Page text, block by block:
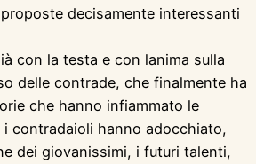
decisamente interessanti
con la testa e con lanima sulla
delle contrade, che finalmente ha
che hanno infiammato le
contradaioli hanno adocchiato,
dei giovanissimi, i futuri talenti,